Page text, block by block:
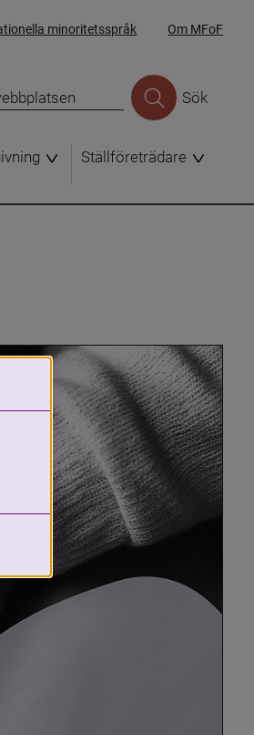
minoritetsspråk Om MFoF
Sök
Ställföreträdare